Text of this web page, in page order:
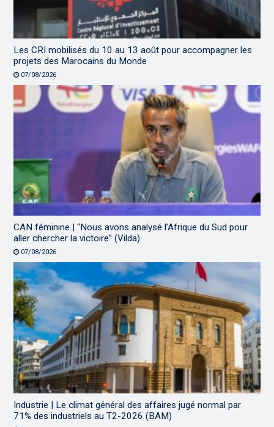
Les CRI mobilisés du 10 au 13 août pour accompagner les
projets des Marocains du Monde
07/08/2026
CAN féminine | “Nous avons analysé l’Afrique du Sud pour
aller chercher la victoire” (Vilda)
07/08/2026
Industrie | Le climat général des affaires jugé normal par
71% des industriels au T2-2026 (BAM)